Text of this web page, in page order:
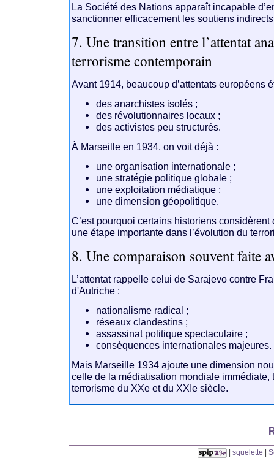
La Société des Nations apparaît incapable
sanctionner efficacement les soutiens
7. Une transition entre l’attentat
terrorisme contemporain
Avant 1914, beaucoup d’attentats européens
des anarchistes isolés ;
des révolutionnaires locaux ;
des activistes peu structurés.
À Marseille en 1934, on voit déjà :
une organisation internationale ;
une stratégie politique globale ;
une exploitation médiatique ;
une dimension géopolitique.
C’est pourquoi certains historiens
une étape importante dans l’évolution du
8. Une comparaison souvent faite
L’attentat rappelle celui de Sarajevo contre
d'Autriche :
nationalisme radical ;
réseaux clandestins ;
assassinat politique spectaculaire ;
conséquences internationales majeures.
Mais Marseille 1934 ajoute une dimension
celle de la médiatisation mondiale immédiate,
terrorisme du XXe et du XXIe siècle.
squelette